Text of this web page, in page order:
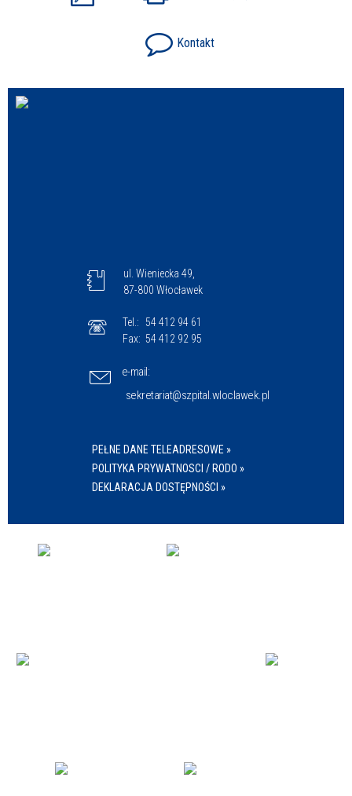
Kontakt
ul. Wieniecka 49,
87-800 Włocławek
Tel.: 54 412 94 61
Fax: 54 412 92 95
e-mail:
sekretariat@szpital.wloclawek.pl
PEŁNE DANE TELEADRESOWE »
POLITYKA PRYWATNOSCI / RODO »
DEKLARACJA DOSTĘPNOŚCI »